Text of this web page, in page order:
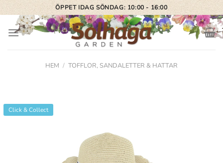
Skip
to
content
ÖPPET IDAG SÖNDAG: 10:00 - 16:00
HEM / TOFFLOR, SANDALETTER & HATTAR
Click & Collect